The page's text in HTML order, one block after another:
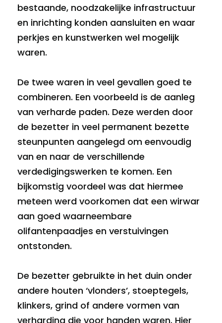
bestaande, noodzakelijke infrastructuur
en inrichting konden aansluiten en waar
perkjes en kunstwerken wel mogelijk
waren.
De twee waren in veel gevallen goed te
combineren. Een voorbeeld is de aanleg
van verharde paden. Deze werden door
de bezetter in veel permanent bezette
steunpunten aangelegd om eenvoudig
van en naar de verschillende
verdedigingswerken te komen. Een
bijkomstig voordeel was dat hiermee
meteen werd voorkomen dat een wirwar
aan goed waarneembare
olifantenpaadjes en verstuivingen
ontstonden.
De bezetter gebruikte in het duin onder
andere houten ‘vlonders’, stoeptegels,
klinkers, grind of andere vormen van
verharding die voor handen waren. Hier